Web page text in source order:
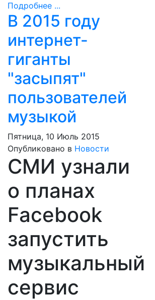
Подробнее ...
В 2015 году
интернет-
гиганты
"засыпят"
пользователей
музыкой
Пятница, 10 Июль 2015
Опубликовано в Новости
СМИ узнали
о планах
Facebook
запустить
музыкальный
сервис